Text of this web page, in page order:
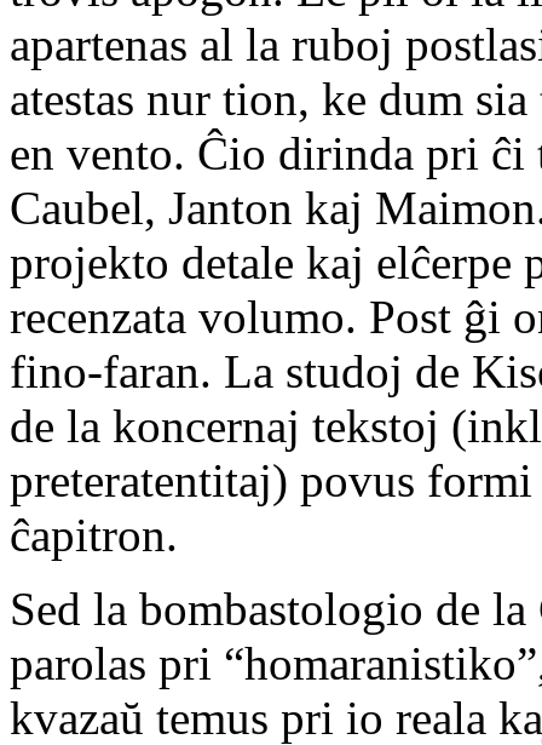
apartenas al la ruboj
atestas nur tion, ke dum
en vento. Ĉio dirinda pri ĉi
Caubel, Janton kaj
projekto detale kaj elĉerpe
recenzata volumo. Post ĝi
fino-faran. La studoj de
de la koncernaj tekstoj
preteratentitaj) povus
ĉapitron.
Sed la bombastologio de
parolas pri
kvazaŭ temus pri io reala